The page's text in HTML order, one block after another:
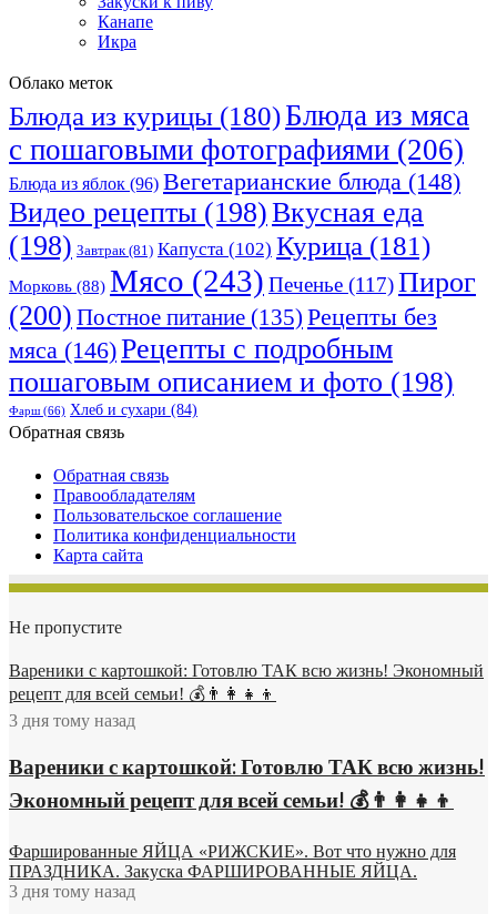
Канапе
Икра
Облако меток
Блюда из курицы (180)Блюда из мяса
с пошаговыми фотографиями (206)
Блюда из яблок (96) Вегетарианские блюда (148)
Видео рецепты (198)Вкусная еда
(198) Завтрак(81) Капуста (102) Курица (181)
Морковь (88) Мясо (243) Печенье (117)Пирог
(200) Постное питание (135) Рецепты без
мяса (146)Рецепты с подробным
пошаговым описанием и фото (198)
Фарш(66) Хлеб и сухари (84)
Обратная связь
Обратная связь
Правообладателям
Пользовательское соглашение
Политика конфиденциальности
Карта сайта
Не пропустите
Вареники с картошкой: Готовлю ТАК всю жизнь! Экономный
рецепт для всей семьи! 💰👨👩👧👦
3 дня тому назад
Вареники с картошкой: Готовлю ТАК всю жизнь!
Экономный рецепт для всей семьи! 💰👨👩👧👦
Фаршированные ЯЙЦА «РИЖСКИЕ». Вот что нужно для
ПРАЗДНИКА. Закуска ФАРШИРОВАННЫЕ ЯЙЦА.
3 дня тому назад